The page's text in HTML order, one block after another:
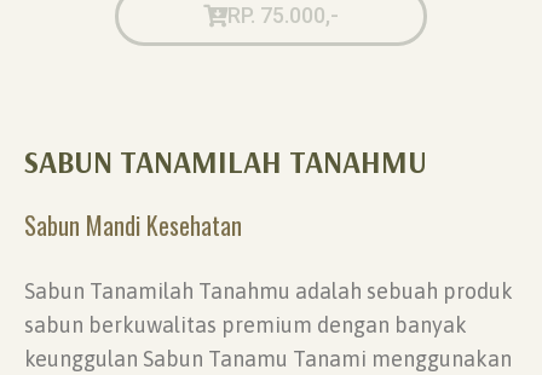
RP. 75.000,-
SABUN TANAMILAH TANAHMU
Sabun Mandi Kesehatan
Sabun Tanamilah Tanahmu adalah sebuah produk
sabun berkuwalitas premium dengan banyak
keunggulan Sabun Tanamu Tanami menggunakan